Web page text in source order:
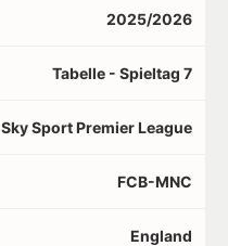
2025/2026
Tabelle - Spieltag 7
Sky Sport Premier League
FCB-MNC
England